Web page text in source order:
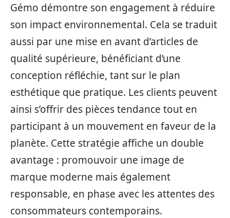
Gémo démontre son engagement à réduire
son impact environnemental. Cela se traduit
aussi par une mise en avant d’articles de
qualité supérieure, bénéficiant d’une
conception réfléchie, tant sur le plan
esthétique que pratique. Les clients peuvent
ainsi s’offrir des pièces tendance tout en
participant à un mouvement en faveur de la
planète. Cette stratégie affiche un double
avantage : promouvoir une image de
marque moderne mais également
responsable, en phase avec les attentes des
consommateurs contemporains.